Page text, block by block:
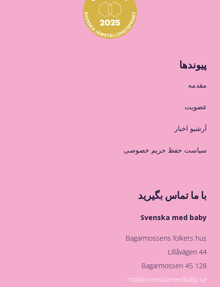
پیوندها
مقدمه
عضویت
آرشیو اخبار
سیاست حفظ حریم خصوصی
با ما تماس بگیرید
Svenska med baby
Bagarmossens folkets hus
Lillåvägen 44
128 45 Bagarmossen
mail@svenskamedbaby.se